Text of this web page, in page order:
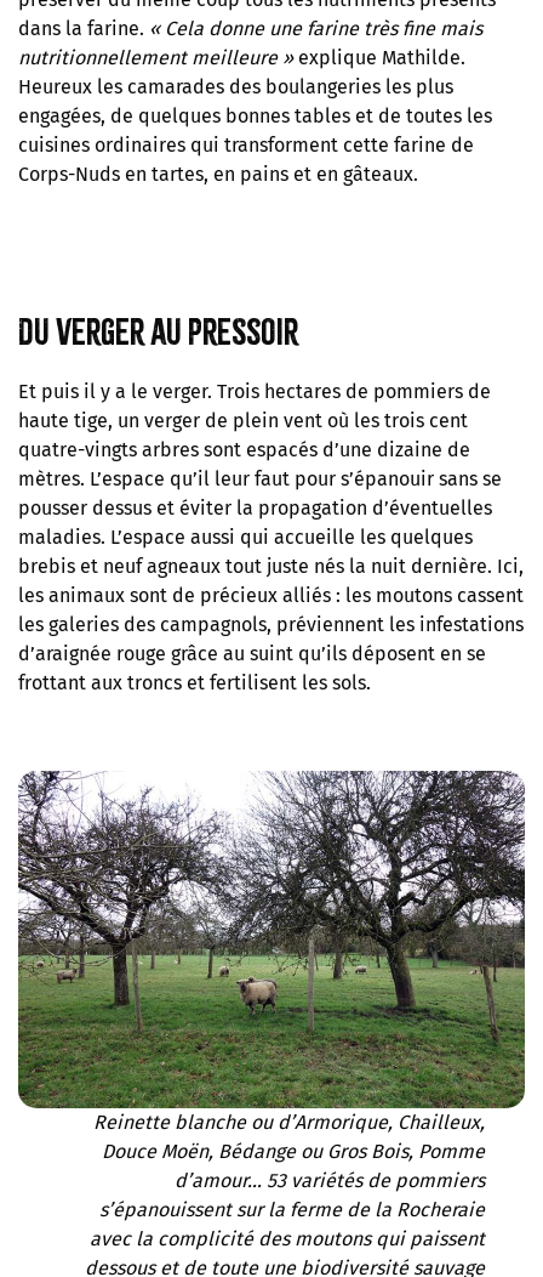
dans la farine. « Cela donne une farine très fine mais
nutritionnellement meilleure »explique Mathilde.
Heureux les camarades des boulangeries les plus
engagées, de quelques bonnes tables et de toutes les
cuisines ordinaires qui transforment cette farine de
Corps-Nuds en tartes, en pains et en gâteaux.
Du verger au pressoir
Et puis il y a le verger. Trois hectares de pommiers de
haute tige, un verger de plein vent où les trois cent
quatre-vingts arbres sont espacés d’une dizaine de
mètres. L’espace qu’il leur faut pour s’épanouir sans se
pousser dessus et éviter la propagation d’éventuelles
maladies. L’espace aussi qui accueille les quelques
brebis et neuf agneaux tout juste nés la nuit dernière. Ici,
les animaux sont de précieux alliés : les moutons cassent
les galeries des campagnols, préviennent les infestations
d’araignée rouge grâce au suint qu’ils déposent en se
frottant aux troncs et fertilisent les sols.
Reinette blanche ou d’Armorique, Chailleux,
Douce Moën, Bédange ou Gros Bois, Pomme
d’amour… 53 variétés de pommiers
s’épanouissent sur la ferme de la Rocheraie
avec la complicité des moutons qui paissent
dessous et de toute une biodiversité sauvage